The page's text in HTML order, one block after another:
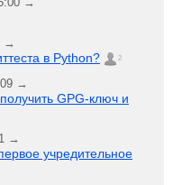
→
в Python? 2
→
GPG-ключ и
→
учредительное